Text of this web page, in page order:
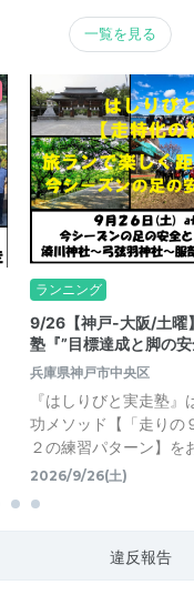
一覧を見る
ランニング
9/26【神戸-大阪/土曜
塾『”目標達成と脚の
兵庫県神戸市中央区
『はしりびと実走塾
功メソッド【「走りの
２の練習パターン】
2026/9/26(土)
違反報告